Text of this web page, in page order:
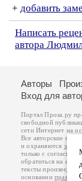
+ добавить
Написать
автора
Авторы
Вход для
Портал Проза.ру
свободной
сети Интернет на
Все авторские
и охраняются
только с согласия
обратиться на его
тексты
основанииправил